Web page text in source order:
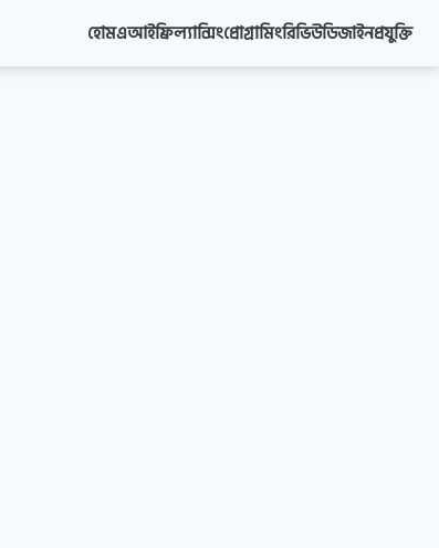
হোমএআইফ্রিল্যান্সিংপ্রোগ্রামিংরিভিউডিজাইনপ্রযুক্তি